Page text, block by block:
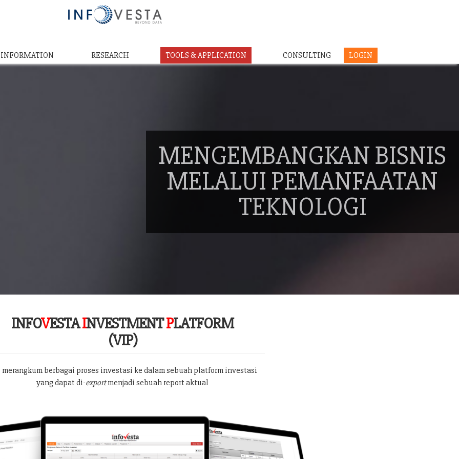
INFORMATION RESEARCH TOOLS & APPLICATION CONSULTING LOGIN
MENGEMBANGKAN BISNIS
MELALUI PEMANFAATAN
TEKNOLOGI
INFOVESTAINVESTMENTPLATFORM
(VIP)
merangkum berbagai proses investasi ke dalam sebuah platform investasi
yang dapat di-exportmenjadi sebuah report aktual